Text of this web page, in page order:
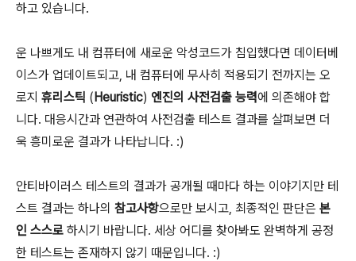
하고 있습니다.
운 나쁘게도 내 컴퓨터에 새로운 악성코드가 침입했다면 데이터베
이스가 업데이트되고, 내 컴퓨터에 무사히 적용되기 전까지는 오
로지 휴리스틱 (Heuristic) 엔진의 사전검출 능력에 의존해야 합
니다. 대응시간과 연관하여 사전검출 테스트 결과를 살펴보면 더
욱 흥미로운 결과가 나타납니다. :)
안티바이러스 테스트의 결과가 공개될 때마다 하는 이야기지만 테
스트 결과는 하나의 참고사항으로만 보시고, 최종적인 판단은 본
인 스스로 하시기 바랍니다. 세상 어디를 찾아봐도 완벽하게 공정
한 테스트는 존재하지 않기 때문입니다. :)